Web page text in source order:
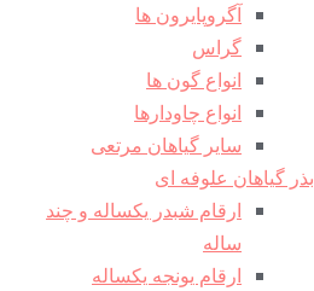
آگروپایرون ها
گراس
انواع گون ها
انواع چاودارها
سایر گیاهان مرتعی
بذر گیاهان علوفه ای
ارقام شبدر یکساله و چند
ساله
ارقام یونجه یکساله